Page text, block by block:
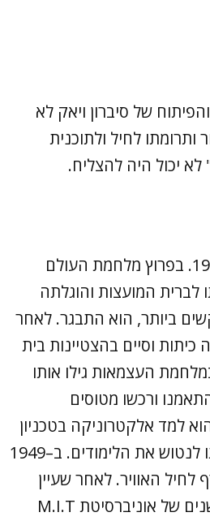
של סיברון ויאק לא
ותרומתו לחיל ולתוכנית
יכול היה להצליח.
נאור נולד בפולין ב–1925. בפרוץ מלחמת העולם
המועצות והוגלתה
ביותר, הוא התבגר. לאחר
וסיים בהצטיינות בית
העצמאות גילו אותו
ורכשו מטוסים
למד אלקטרוניקה בטכניון
בפראג. הם שכנעו אותו לנטוש את הלימודים. ב–1949
האוויר. לאחר שעיין
בספרי אלקטרוניקה ישנים של אוניברסיטת M.I.T